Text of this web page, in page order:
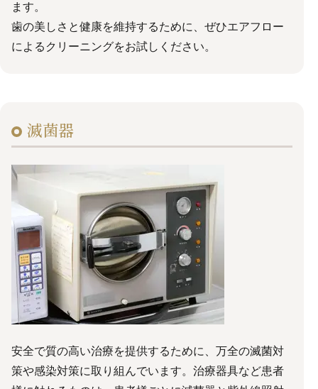
ます。
歯の美しさと健康を維持するために、ぜひエアフロー
によるクリーニングをお試しください。
滅菌器
安全で質の高い治療を提供するために、万全の滅菌対
策や感染対策に取り組んでいます。治療器具など患者